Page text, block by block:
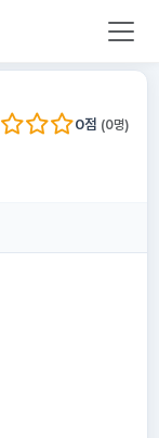
0점 (0명)